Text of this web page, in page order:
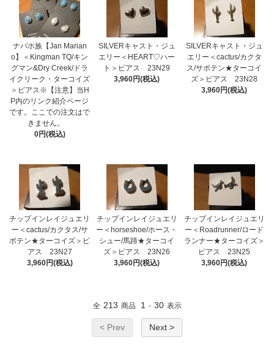
ナバホ族【Jan Marian
o】＜Kingman TQ/キン
グマン&Dry Creek/ドラ
イクリーク・ターコイズ
＞ピアス※【注意】当H
P内のリンク紹介ページ
です。ここでの注文はで
きません。
0円(税込)
SILVERキャスト・ジュ
エリー＜HEART♡ハー
ト＞ピアス 23N29
3,960円(税込)
SILVERキャスト・ジュ
エリー＜cactus/カクタ
ス/サボテン★ターコイ
ズ＞ピアス 23N28
3,960円(税込)
チップインレイジュエリ
ー＜cactus/カクタス/サ
ボテン★ターコイズ＞ピ
アス 23N27
3,960円(税込)
チップインレイジュエリ
ー＜horseshoe/ホース・
シュー/馬蹄★ターコイ
ズ＞ピアス 23N26
3,960円(税込)
チップインレイジュエリ
ー＜Roadrunner/ロード
ランナー★ターコイズ＞
ピアス 23N25
3,960円(税込)
全 213 商品 1 - 30 表示
< Prev Next >